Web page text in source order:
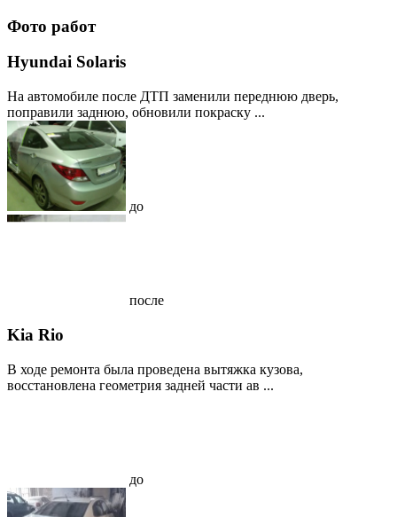
Фото работ
Hyundai Solaris
На автомобиле после ДТП заменили переднюю дверь,
поправили заднюю, обновили покраску ...
до
после
Kia Rio
В ходе ремонта была проведена вытяжка кузова,
восстановлена геометрия задней части ав ...
до